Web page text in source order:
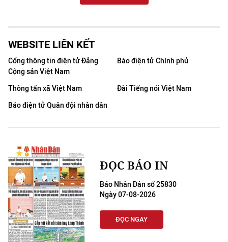
WEBSITE LIÊN KẾT
Cổng thông tin điện tử Đảng
Cộng sản Việt Nam
Báo điện tử Chính phủ
Thông tấn xã Việt Nam
Đài Tiếng nói Việt Nam
Báo điện tử Quân đội nhân dân
ĐỌC BÁO IN
Báo Nhân Dân số 25830
Ngày 07-08-2026
ĐỌC NGAY